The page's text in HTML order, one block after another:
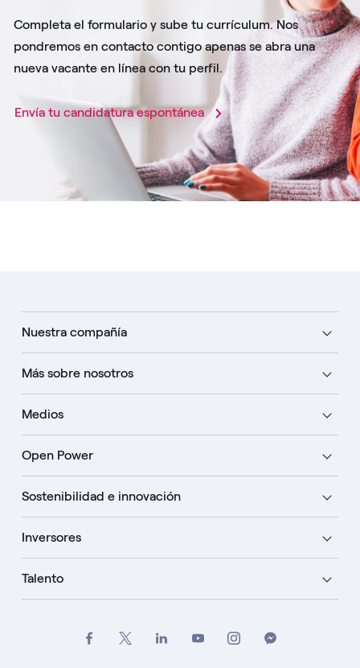
Completa el formulario y sube tu currículum. Nos
pondremos en contacto contigo apenas se abra una
nueva vacante en línea con tu perfil.
Envía tu candidatura espontánea
Nuestra compañía
Más sobre nosotros
Medios
Open Power
Sostenibilidad e innovación
Inversores
Talento